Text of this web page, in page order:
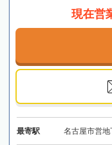
現在営
最寄駅 名古屋市営